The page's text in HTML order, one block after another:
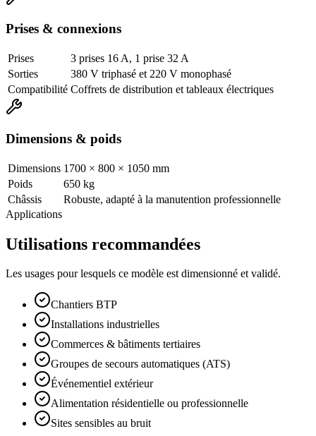
Prises & connexions
Prises
3 prises 16 A, 1 prise 32 A
Sorties
380 V triphasé et 220 V monophasé
Compatibilité Coffrets de distribution et tableaux électriques
Dimensions & poids
Dimensions 1700 × 800 × 1050 mm
Poids
650 kg
Châssis
Robuste, adapté à la manutention professionnelle
Applications
Utilisations recommandées
Les usages pour lesquels ce modèle est dimensionné et validé.
Chantiers BTP
Installations industrielles
Commerces & bâtiments tertiaires
Groupes de secours automatiques (ATS)
Événementiel extérieur
Alimentation résidentielle ou professionnelle
Sites sensibles au bruit